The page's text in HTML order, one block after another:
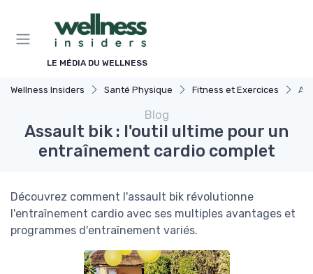
LE MÉDIA DU WELLNESS
Wellness Insiders Santé Physique Fitness et Exercices
Blog
Assault bik : l'outil ultime pour un
entraînement cardio complet
Découvrez comment l'assault bik révolutionne
l'entraînement cardio avec ses multiples avantages et
programmes d'entraînement variés.